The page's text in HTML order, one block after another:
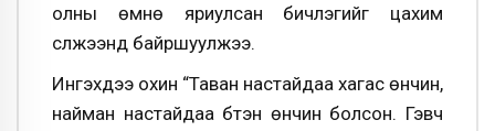
олны өмнө яриулсан бичлэгийг цахим
сүлжээнд байршуулжээ.
Ингэхдээ охин “Таван настайдаа хагас өнчин,
найман настайдаа бүтэн өнчин болсон. Гэвч